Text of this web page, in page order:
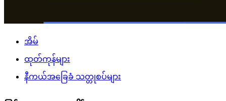
အိမ်
ထုတ်ကုန်များ
နီကယ်အခြေခံ သတ္တုစပ်များ